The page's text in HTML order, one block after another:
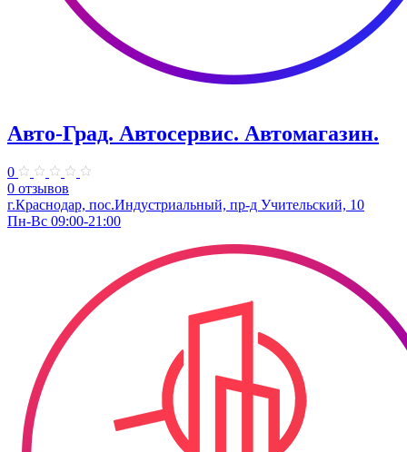
Авто-Град. Автосервис. Автомагазин.
0
0 отзывов
г.Краснодар, пос.Индустриальный, пр-д Учительский, 10
Пн-Вс 09:00-21:00